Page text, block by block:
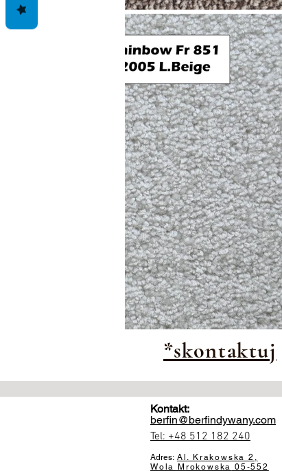
*skontaktuj
Kontakt:
berfin@berfindywany.com
Tel: +48 512 182 240
Adres: Al. Krakowska 2,
Wola Mrokowska 05-552